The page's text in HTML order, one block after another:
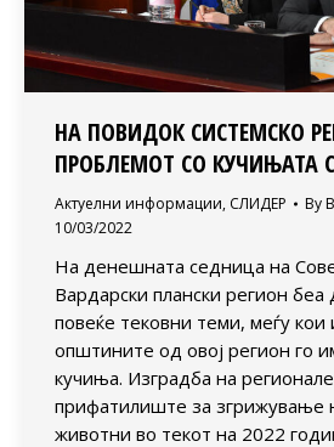
НА ПОВИДОК СИСТЕМСКО
ПРОБЛЕМОТ СО КУЧИЊАТА
Актуелни информации, СЛИДЕР By
10/03/2022
На денешната седница на
Вардарски плански регион беа
повеќе тековни теми, меѓу
општините од овој регион го
кучиња. Изградба на
прифатилиште за згрижување
животни во текот на 2022